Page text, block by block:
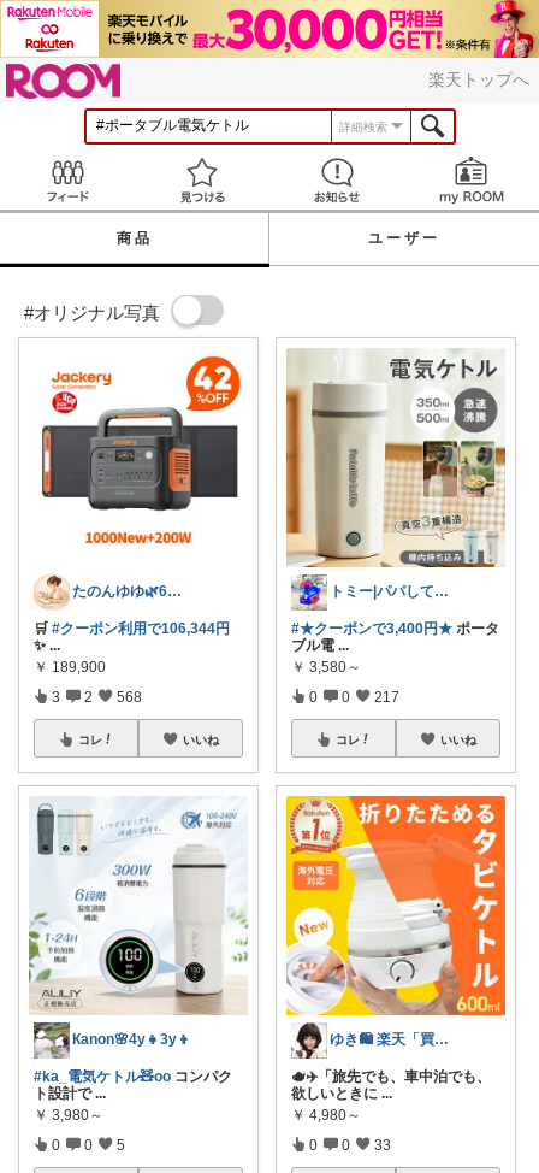
楽天トップへ
詳細検索
見つける お知らせ
商品 ユーザー
#オリジナル写真
たのんゆゆ🌿6日感謝です💐
🛒 #クーポン利用で106,344円
✨ ...
￥ 189,900
3 2 568
コレ いいね
Кanon🌸4y👧3y👦
#ka_電気ケトル🧸oo コンパク
ト設計で ...
￥ 3,980～
0 0 5
トミー|パパしてます^^
#★クーポンで3,400円★ ポータ
ブル電 ...
￥ 3,580～
0 0 217
コレ いいね
ゆき🛍️ 楽天「買ってよかった」を厳選
🫖✈️「旅先でも、車中泊でも、
欲しいときに ...
￥ 4,980～
0 0 33